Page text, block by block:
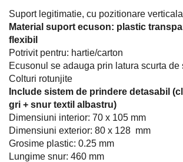
Suport legitimatie, cu pozitionare verticala
Material suport ecuson: plastic
flexibil
Potrivit pentru: hartie/carton
Ecusonul se adauga prin latura scurta de
Colturi rotunjite
Include sistem de prindere detasabil
gri + snur textil albastru)
Dimensiuni interior: 70 x 105 mm
Dimensiuni exterior: 80 x 128 mm
Grosime plastic: 0.25 mm
Lungime snur: 460 mm